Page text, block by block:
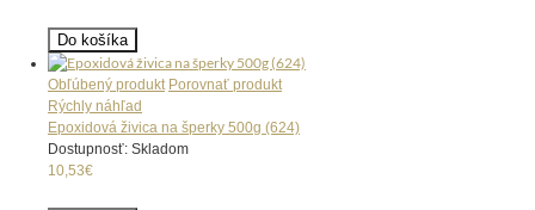
Do košíka
Obľúbený produkt Porovnať produkt
Rýchly náhľad
Epoxidová živica na šperky 500g (624)
Dostupnosť: Skladom
10,53€